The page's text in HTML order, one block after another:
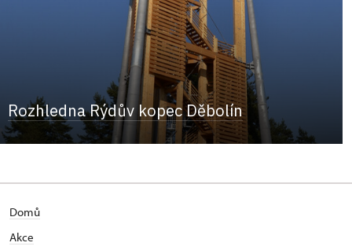
Rozhledna Rýdův kopec Děbolín
Domů
Akce